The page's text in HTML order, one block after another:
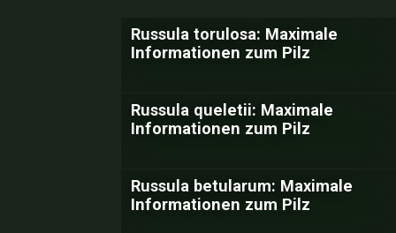
Russula torulosa: Maximale
Informationen zum Pilz
Russula queletii: Maximale
Informationen zum Pilz
Russula betularum: Maximale
Informationen zum Pilz